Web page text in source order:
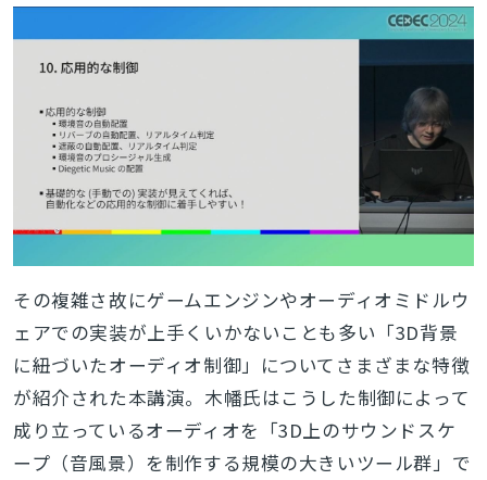
その複雑さ故にゲームエンジンやオーディオミドルウ
ェアでの実装が上手くいかないことも多い「3D背景
に紐づいたオーディオ制御」についてさまざまな特徴
が紹介された本講演。木幡氏はこうした制御によって
成り立っているオーディオを「3D上のサウンドスケ
ープ（音風景）を制作する規模の大きいツール群」で